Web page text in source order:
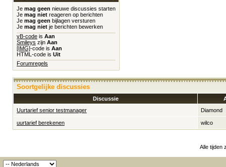
Je mag geen nieuwe discussies starten
Je mag niet reageren op berichten
Je mag geen bijlagen versturen
Je mag niet je berichten bewerken
vB-code is Aan
Smileys zijn Aan
[IMG]-code is Aan
HTML-code is Uit
Forumregels
Soortgelijke discussies
Discussie
Uurtarief senior testmanager
Diamond
uurtarief berekenen wilco
Alle tijden